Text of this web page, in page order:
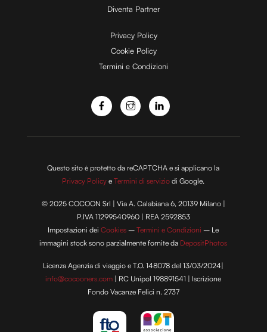
Diventa Partner
Privacy Policy
Cookie Policy
Termini e Condizioni
Questo sito è protetto da reCAPTCHA e si applicano la
Privacy Policy eTermini di servizio di Google.
© 2025 COCOON Srl | Via A. Calabiana 6, 20139 Milano |
P.IVA 11299540960 | REA 2592853
Impostazioni deiCookies –Termini e Condizioni – Le
immagini stock sono parzialmente fornite da DepositPhotos
Licenza Agenzia di viaggio e T.O. 148078 del 13/03/2024|
info@cocooners.com | RC Unipol 198891541 | Iscrizione
Fondo Vacanze Felici n. 2737